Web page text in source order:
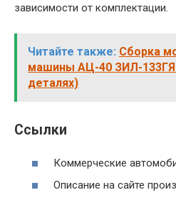
зависимости от комплектации.
Читайте также: Сборка
машины АЦ-40 ЗИЛ-
деталях)
Ссылки
Коммерческие
Описание на сайте